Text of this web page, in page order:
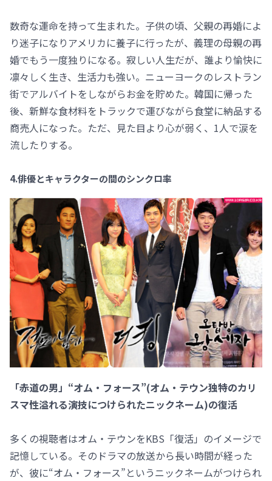
数奇な運命を持って生まれた。子供の頃、父親の再婚によ
り迷子になりアメリカに養子に行ったが、義理の母親の再
婚でもう一度独りになる。寂しい人生だが、誰より愉快に
凛々しく生き、生活力も強い。ニューヨークのレストラン
街でアルバイトをしながらお金を貯めた。韓国に帰った
後、新鮮な食材料をトラックで運びながら食堂に納品する
商売人になった。ただ、見た目より心が弱く、1人で涙を
流したりする。
4.俳優とキャラクターの間のシンクロ率
「赤道の男」“オム・フォース”(オム・テウン独特のカリ
スマ性溢れる演技につけられたニックネーム)の復活
多くの視聴者はオム・テウンをKBS「復活」のイメージで
記憶している。そのドラマの放送から長い時間が経った
が、彼に“オム・フォース”というニックネームがつけられ